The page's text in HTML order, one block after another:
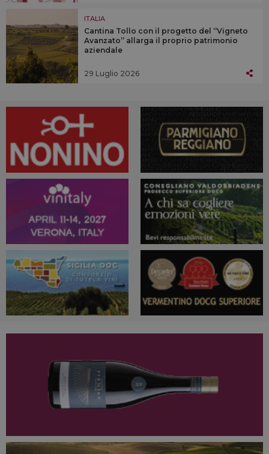
ITALIA
Cantina Tollo con il progetto del “Vigneto
Avanzato” allarga il proprio patrimonio
aziendale
29 Luglio 2026